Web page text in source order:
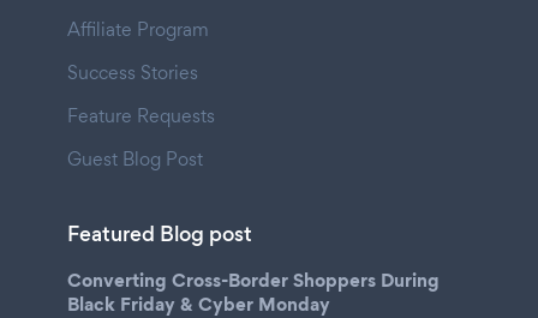
Affiliate Program
Success Stories
Feature Requests
Guest Blog Post
Featured Blog post
Converting Cross-Border Shoppers During
Black Friday & Cyber Monday